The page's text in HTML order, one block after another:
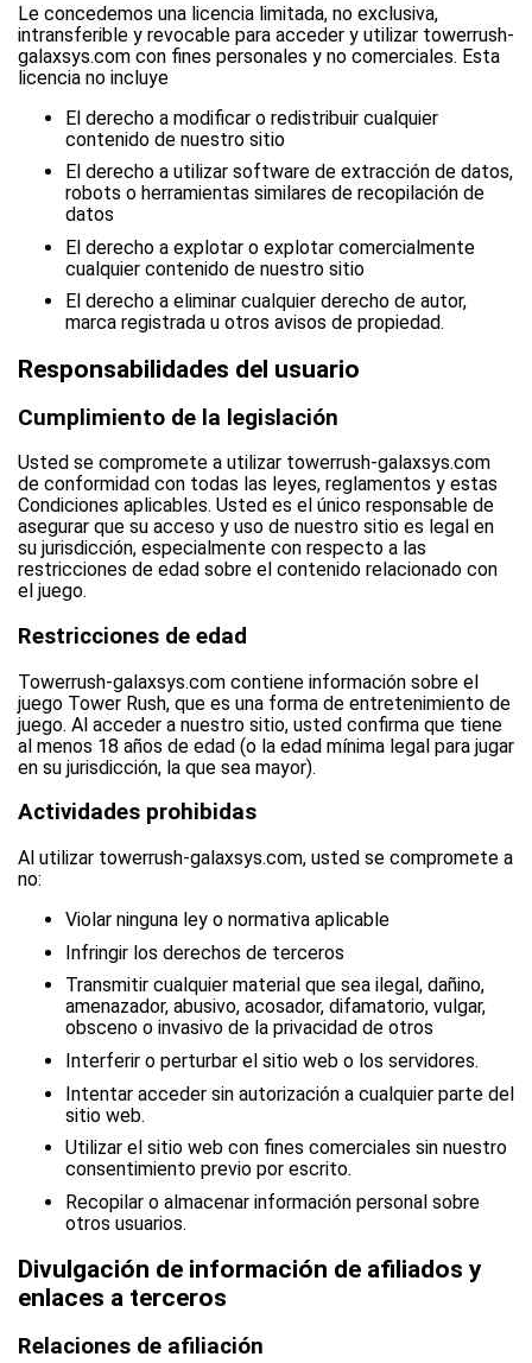
Le concedemos una licencia limitada, no exclusiva,
intransferible y revocable para acceder y utilizar towerrush-
galaxsys.com con fines personales y no comerciales. Esta
licencia no incluye
El derecho a modificar o redistribuir cualquier
contenido de nuestro sitio
El derecho a utilizar software de extracción de datos,
robots o herramientas similares de recopilación de
datos
El derecho a explotar o explotar comercialmente
cualquier contenido de nuestro sitio
El derecho a eliminar cualquier derecho de autor,
marca registrada u otros avisos de propiedad.
Responsabilidades del usuario
Cumplimiento de la legislación
Usted se compromete a utilizar towerrush-galaxsys.com
de conformidad con todas las leyes, reglamentos y estas
Condiciones aplicables. Usted es el único responsable de
asegurar que su acceso y uso de nuestro sitio es legal en
su jurisdicción, especialmente con respecto a las
restricciones de edad sobre el contenido relacionado con
el juego.
Restricciones de edad
Towerrush-galaxsys.com contiene información sobre el
juego Tower Rush, que es una forma de entretenimiento de
juego. Al acceder a nuestro sitio, usted confirma que tiene
al menos 18 años de edad (o la edad mínima legal para jugar
en su jurisdicción, la que sea mayor).
Actividades prohibidas
Al utilizar towerrush-galaxsys.com, usted se compromete a
no:
Violar ninguna ley o normativa aplicable
Infringir los derechos de terceros
Transmitir cualquier material que sea ilegal, dañino,
amenazador, abusivo, acosador, difamatorio, vulgar,
obsceno o invasivo de la privacidad de otros
Interferir o perturbar el sitio web o los servidores.
Intentar acceder sin autorización a cualquier parte del
sitio web.
Utilizar el sitio web con fines comerciales sin nuestro
consentimiento previo por escrito.
Recopilar o almacenar información personal sobre
otros usuarios.
Divulgación de información de afiliados y
enlaces a terceros
Relaciones de afiliación